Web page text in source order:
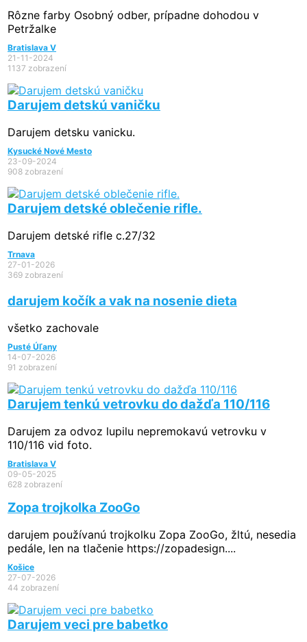
Rôzne farby Osobný odber, prípadne dohodou v
Petržalke
Bratislava V
21-11-2024
1137 zobrazení
Darujem detskú vaničku
Darujem detsku vanicku.
Kysucké Nové Mesto
23-09-2024
908 zobrazení
Darujem detské oblečenie rifle.
Darujem detské rifle c.27/32
Trnava
27-01-2026
369 zobrazení
darujem kočík a vak na nosenie dieta
všetko zachovale
Pusté Úľany
14-07-2026
91 zobrazení
Darujem tenkú vetrovku do dažďa 110/116
Darujem za odvoz lupilu nepremokavú vetrovku v
110/116 vid foto.
Bratislava V
09-05-2025
628 zobrazení
Zopa trojkolka ZooGo
darujem používanú trojkolku Zopa ZooGo, žltú, nesedia
pedále, len na tlačenie https://zopadesign....
Košice
27-07-2026
44 zobrazení
Darujem veci pre babetko